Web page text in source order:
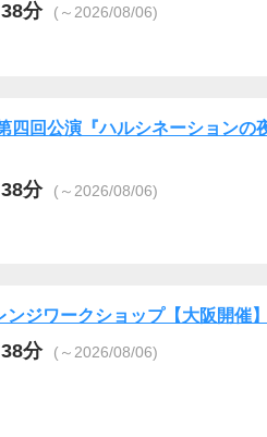
分 (～2026/08/06)
四回公演『ハルシネーションの
分 (～2026/08/06)
ンジワークショップ【大阪開催
分 (～2026/08/06)